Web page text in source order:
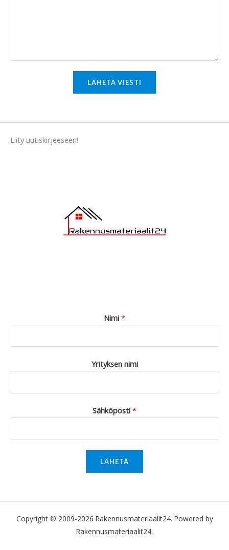
s
LÄHETÄ VIESTI
Liity uutiskirjeeseen!
Nimi *
Yrityksen nimi
Sähköposti *
LÄHETÄ
Copyright © 2009-2026 Rakennusmateriaalit24. Powered by
Rakennusmateriaalit24.